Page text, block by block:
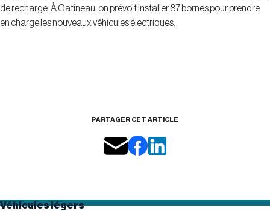
de recharge. À Gatineau, on prévoit installer 87 bornes pour prendre
en charge les nouveaux véhicules électriques.
PARTAGER CET ARTICLE
Véhicules légers